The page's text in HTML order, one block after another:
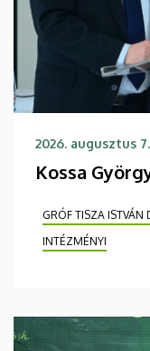
2026. augusztus 7.
Kossa
GRÓF TISZA ISTVÁN
INTÉZMÉNYI